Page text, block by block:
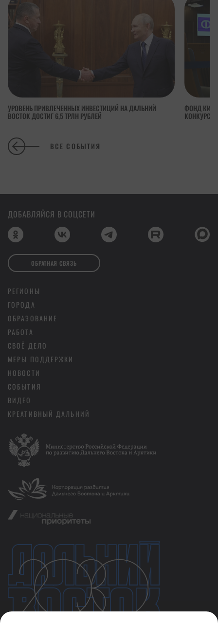
УРОВЕНЬ ПРИВЛЕЧЕННЫХ ИНВЕСТИЦИЙ НА ДАЛЬНИЙ
ВОСТОК ДОСТИГ 6,5 ТРЛН РУБЛЕЙ
ФОНД
ВСЕ СОБЫТИЯ
РЕГИОНЫ
ГОРОДА
ОБРАЗОВАНИЕ
РАБОТА
СВОЁ ДЕЛО
МЕРЫ ПОДДЕРЖКИ
НОВОСТИ
СОБЫТИЯ
ВИДЕО
КРЕАТИВНЫЙ ДАЛЬНИЙ
ДОБАВЛЯЙСЯ В СОЦСЕТИ
ОБРАТНАЯ СВЯЗЬ